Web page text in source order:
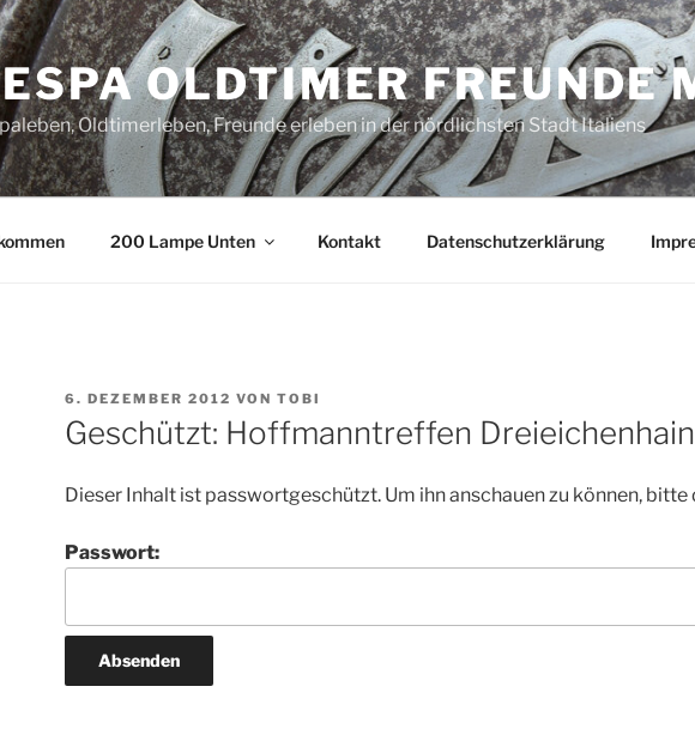
OLDTIMER FREUNDE
Oldtimerleben, Freunde erleben in der nördlichsten Stadt Italiens
200 Lampe Unten Kontakt Datenschutzerklärung
VERÖFFENTLICHT
AM
6. DEZEMBER 2012 VON TOBI
Geschützt: Hoffmanntreffen Dreieichenhain
Dieser Inhalt ist passwortgeschützt. Um ihn anschauen zu können,
Passwort: